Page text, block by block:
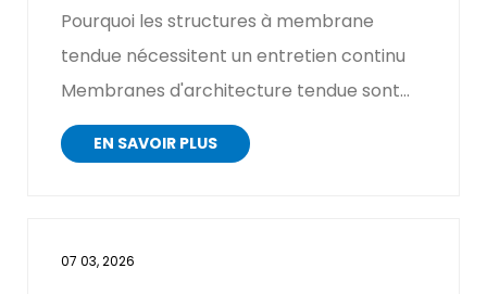
Pourquoi les structures à membrane
tendue nécessitent un entretien continu
Membranes d'architecture tendue sont
des structures en tis...
EN SAVOIR PLUS
07 03, 2026